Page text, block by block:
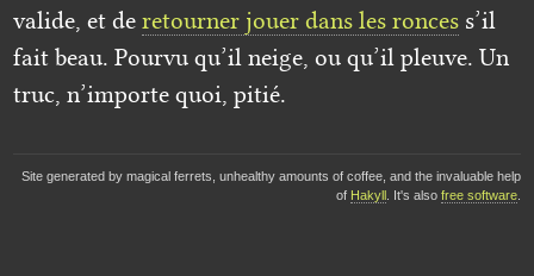
valide, et deretourner jouer dans les ronces s’il
fait beau. Pourvu qu’il neige, ou qu’il pleuve. Un
truc, n’importe quoi, pitié.
Site generated by magical ferrets, unhealthy amounts of coffee, and the invaluable help
of Hakyll. It's also free software.